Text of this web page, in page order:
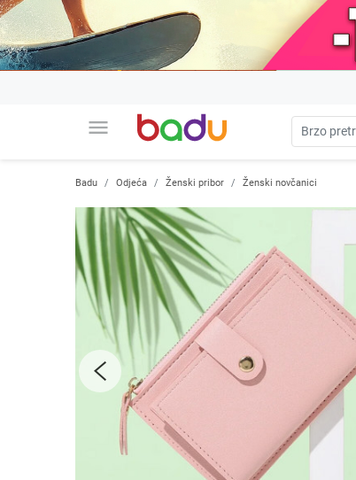
menu
Badu Odjeća Ženski pribor Ženski novčanici